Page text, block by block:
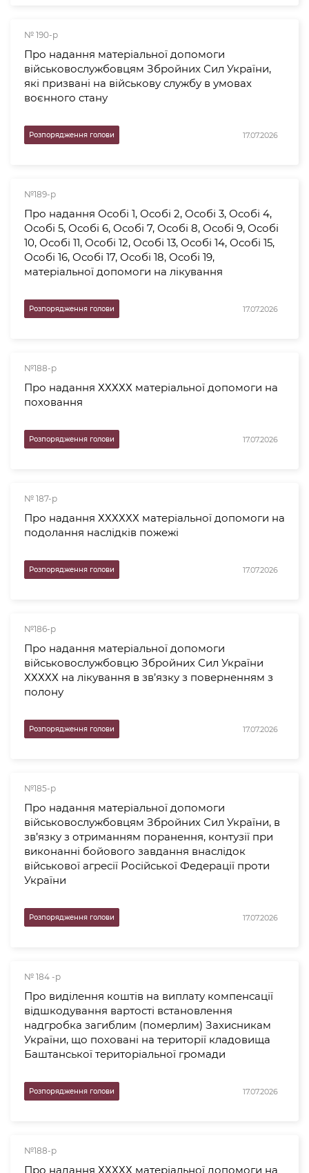
№ 190-р
Про надання матеріальної допомоги
військовослужбовцям Збройних Сил України,
які призвані на військову службу в умовах
воєнного стану
Розпорядження голови 17.07.2026
№189-р
Про надання Особі 1, Особі 2, Особі 3, Особі 4,
Особі 5, Особі 6, Особі 7, Особі 8, Особі 9, Особі
10, Особі 11, Особі 12, Особі 13, Особі 14, Особі 15,
Особі 16, Особі 17, Особі 18, Особі 19,
матеріальної допомоги на лікування
Розпорядження голови 17.07.2026
№188-р
Про надання ХХХХХ матеріальної допомоги на
поховання
Розпорядження голови 17.07.2026
№ 187-р
Про надання ХХХХХХ матеріальної допомоги на
подолання наслідків пожежі
Розпорядження голови 17.07.2026
№186-р
Про надання матеріальної допомоги
військовослужбовцю Збройних Сил України
ХХХХХ на лікування в зв’язку з поверненням з
полону
Розпорядження голови 17.07.2026
№185-р
Про надання матеріальної допомоги
військовослужбовцям Збройних Сил України, в
зв’язку з отриманням поранення, контузії при
виконанні бойового завдання внаслідок
військової агресії Російської Федерації проти
України
Розпорядження голови 17.07.2026
№ 184 -р
Про виділення коштів на виплату компенсації
відшкодування вартості встановлення
надгробка загиблим (померлим) Захисникам
України, що поховані на території кладовища
Баштанської територіальної громади
Розпорядження голови 17.07.2026
№188-р
Про надання ХХХХХ матеріальної допомоги на